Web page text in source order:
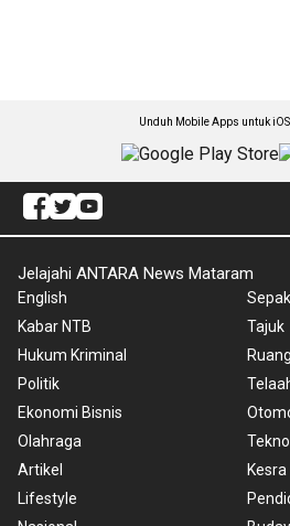
Unduh Mobile Apps untuk
Jelajahi ANTARA News Mataram
English
Kabar NTB
Hukum Kriminal
Politik
Ekonomi Bisnis
Olahraga
Artikel
Lifestyle
Tajuk
Tekno
Kesra